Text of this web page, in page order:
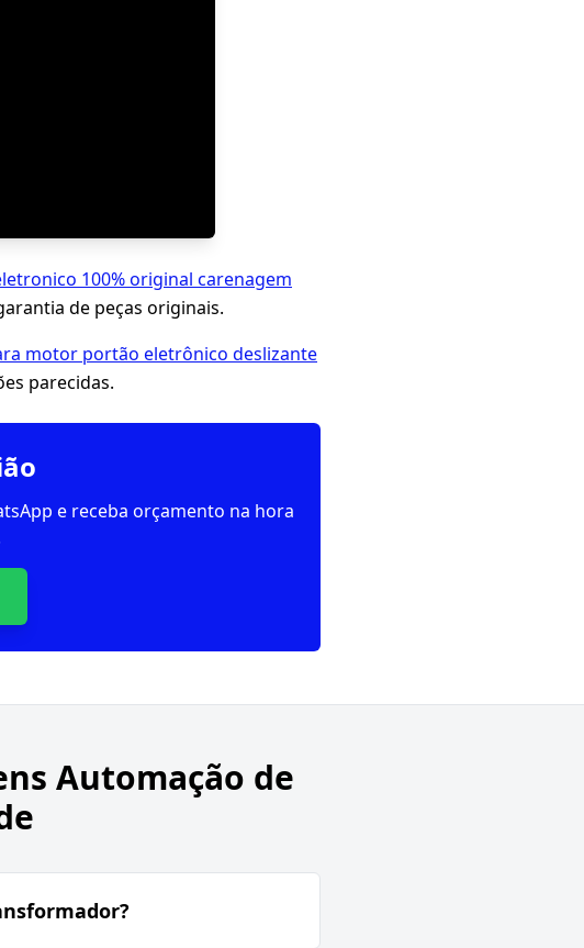
100% original carenagem
de peças originais.
motor portão eletrônico deslizante
parecidas.
e receba orçamento na hora
Automação de